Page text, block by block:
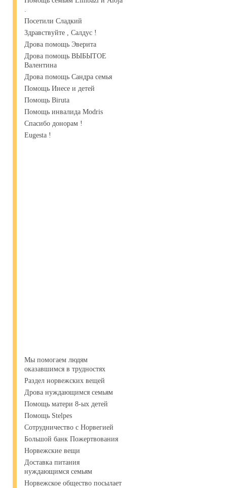
.
Посетили Сладкий
Здравствуйте , Салдус !
Дрова помощь Эверита
Дрова помощь ВЫБЫТОЕ
Валентина
Дрова помощь Сандра семья
Помощь Инесе и детей
Помощь Biruta
Помощь инвалида Modris
Спасибо донорам !
Eugesta !
Мы помогаем людям
оказавшимся в трудностях
Раздел норвежских вещей
Дрова нуждающимся семьям
Помощь матери 8-ых детей
Помощь Stelpes
Сотрудничество с Норвегией
Большой банк Пожертвования
Норвежские вещи
Доставка питания
нуждающимся семьям
Норвежское общество посылает